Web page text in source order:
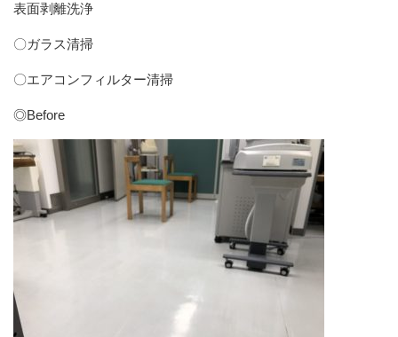
表面剥離洗浄
〇ガラス清掃
〇エアコンフィルター清掃
◎Before